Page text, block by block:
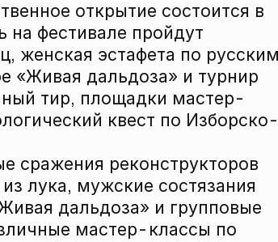
открытие состоится в
фестивале пройдут
женская эстафета по
«Живая дальдоза» и турнир
тир, площадки мастер-
квест по
сражения реконструкторов
лука, мужские состязания
дальдоза» и групповые
мастер-классы по